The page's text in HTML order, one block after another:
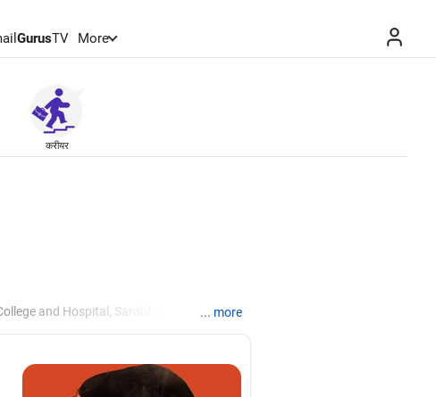
GurusTV More
करीयर
and Hospital, Sarabha, Punjab, in
in psychology from the Indira Gandhi
... more